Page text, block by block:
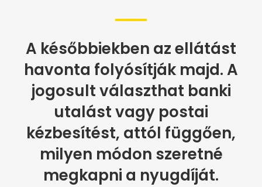
A későbbiekben az ellátást
havonta folyósítják majd. A
jogosult választhat banki
utalást vagy postai
kézbesítést, attól függően,
milyen módon szeretné
megkapni a nyugdíját.